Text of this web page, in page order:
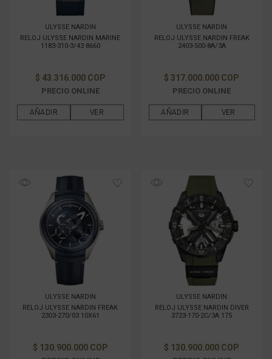
ULYSSE NARDIN
RELOJ ULYSSE NARDIN MARINE
1183-310-3/43 8660
$ 43.316.000 COP
PRECIO ONLINE
AÑADIR VER
ULYSSE NARDIN
RELOJ ULYSSE NARDIN FREAK
2403-500-8A/3A
$ 317.000.000 COP
PRECIO ONLINE
AÑADIR VER
ULYSSE NARDIN
RELOJ ULYSSE NARDIN FREAK
2303-270/03 10X61
$ 130.900.000 COP
ULYSSE NARDIN
RELOJ ULYSSE NARDIN DIVER
3723-170-2C/3A 175
$ 130.900.000 COP